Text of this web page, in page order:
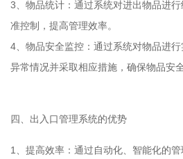
3、物品统计：通过系统对进出物品进
准控制，提高管理效率。
4、物品安全监控：通过系统对物品进
异常情况并采取相应措施，确保物品安全
四、出入口管理系统的优势
1、提高效率：通过自动化、智能化的管